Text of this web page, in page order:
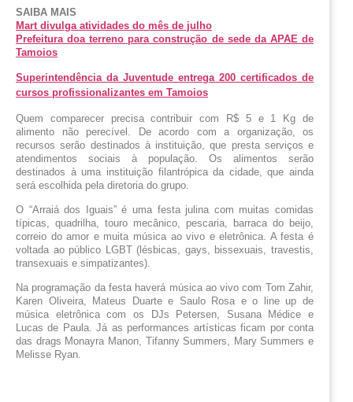
SAIBA MAIS
Mart divulga atividades do mês de julho
Prefeitura doa terreno para construção de sede da APAE de
Tamoios
Superintendência da Juventude entrega 200 certificados de
cursos profissionalizantes em Tamoios
Quem comparecer precisa contribuir com R$ 5 e 1 Kg de
alimento não perecível. De acordo com a organização, os
recursos serão destinados à instituição, que presta serviços e
atendimentos sociais à população. Os alimentos serão
destinados à uma instituição filantrópica da cidade, que ainda
será escolhida pela diretoria do grupo.
O “Arraiá dos Iguais” é uma festa julina com muitas comidas
típicas, quadrilha, touro mecânico, pescaria, barraca do beijo,
correio do amor e muita música ao vivo e eletrônica. A festa é
voltada ao público LGBT (lésbicas, gays, bissexuais, travestis,
transexuais e simpatizantes).
Na programação da festa haverá música ao vivo com Tom Zahir,
Karen Oliveira, Mateus Duarte e Saulo Rosa e o line up de
música eletrônica com os DJs Petersen, Susana Médice e
Lucas de Paula. Já as performances artísticas ficam por conta
das drags Monayra Manon, Tifanny Summers, Mary Summers e
Melisse Ryan.